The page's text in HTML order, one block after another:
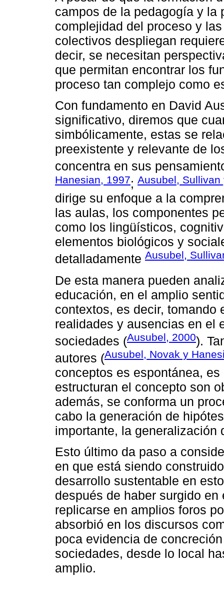
campos de la pedagogía y la
complejidad del proceso y
colectivos despliegan
decir, se necesitan
que permitan encontrar los
proceso tan complejo como
Con fundamento en David
significativo, diremos que
simbólicamente, estas se
preexistente y relevante de
concentra en sus
Hanesian, 1997; Ausubel,
dirige su enfoque a la
las aulas, los componentes
como los lingüísticos,
elementos biológicos y
detalladamente Ausubel,
De esta manera pueden
educación, en el amplio
contextos, es decir, tomando
realidades y ausencias en el
sociedades (Ausubel, 2000).
autores (Ausubel, Novak y
conceptos es espontánea,
estructuran el concepto son
además, se conforma un
cabo la generación de
importante, la generalización
Esto último da paso a
en que está siendo
desarrollo sustentable en
después de haber surgido
replicarse en amplios foros
absorbió en los discursos
poca evidencia de
sociedades, desde lo local
amplio.